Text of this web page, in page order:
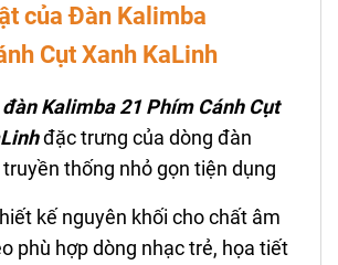
củaĐàn Kalimba
Cụt Xanh KaLinh
đàn Kalimba 21 Phím Cánh Cụt
đặc trưng của dòng đàn
thống nhỏ gọn tiện dụng
kế nguyên khối cho chất âm
phù hợp dòng nhạc trẻ, họa tiết